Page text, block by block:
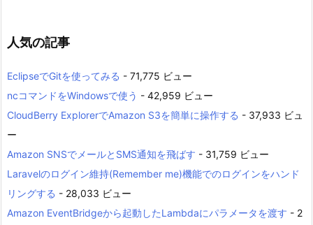
人気の記事
EclipseでGitを使ってみる - 71,775 ビュー
ncコマンドをWindowsで使う - 42,959 ビュー
CloudBerry ExplorerでAmazon S3を簡単に操作する - 37,933 ビュ
ー
Amazon SNSでメールとSMS通知を飛ばす - 31,759 ビュー
Laravelのログイン維持(Remember me)機能でのログインをハンド
リングする - 28,033 ビュー
Amazon EventBridgeから起動したLambdaにパラメータを渡す - 2